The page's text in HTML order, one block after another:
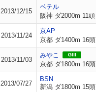
2013/12/15
ベテル
阪神 ダ2000m 11頭
2013/11/24
京AP
京都 ダ1400m 16頭
2013/11/03
みやこ GIII
京都 ダ1800m 16頭
2013/07/27
BSN
新潟 ダ1800m 15頭